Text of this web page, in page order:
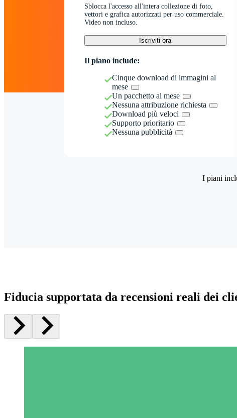
Sblocca l'accesso all'intera collezione di foto,
vettori e grafica autorizzati per uso commerciale.
Video non incluso.
Iscriviti ora
Il piano include:
Cinque download di immagini al
mese
Un pacchetto al mese
Nessuna attribuzione richiesta
Download più veloci
Supporto prioritario
Nessuna pubblicità
I piani
Fiducia supportata da recensioni reali dei